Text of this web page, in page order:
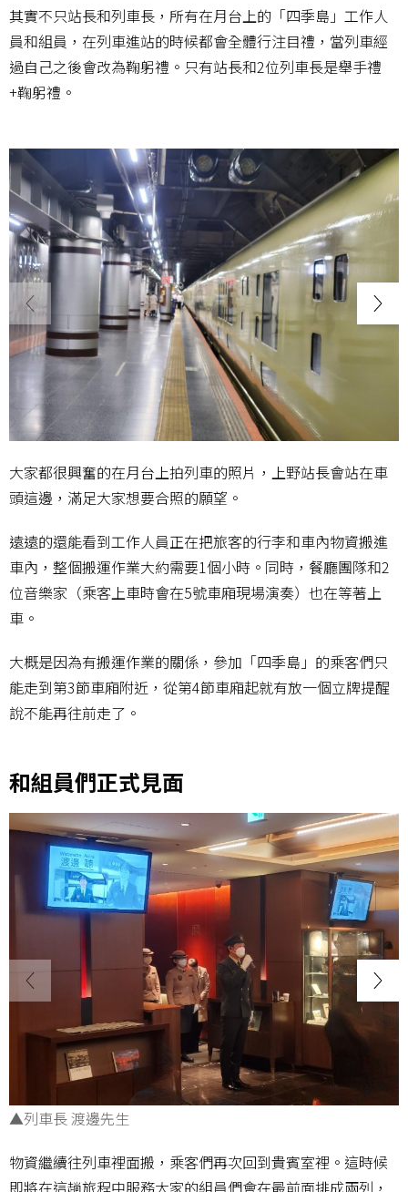
其實不只站長和列車長，所有在月台上的「四季島」工作人
員和組員，在列車進站的時候都會全體行注目禮，當列車經
過自己之後會改為鞠躬禮。只有站長和2位列車長是舉手禮
+鞠躬禮。
大家都很興奮的在月台上拍列車的照片，上野站長會站在車
頭這邊，滿足大家想要合照的願望。
遠遠的還能看到工作人員正在把旅客的行李和車內物資搬進
車內，整個搬運作業大約需要1個小時。同時，餐廳團隊和2
位音樂家（乘客上車時會在5號車廂現場演奏）也在等著上
車。
大概是因為有搬運作業的關係，參加「四季島」的乘客們只
能走到第3節車廂附近，從第4節車廂起就有放一個立牌提醒
說不能再往前走了。
和組員們正式見面
▲列車長 渡邊先生
物資繼續往列車裡面搬，乘客們再次回到貴賓室裡。這時候
即將在這趟旅程中服務大家的組員們會在最前面排成兩列，